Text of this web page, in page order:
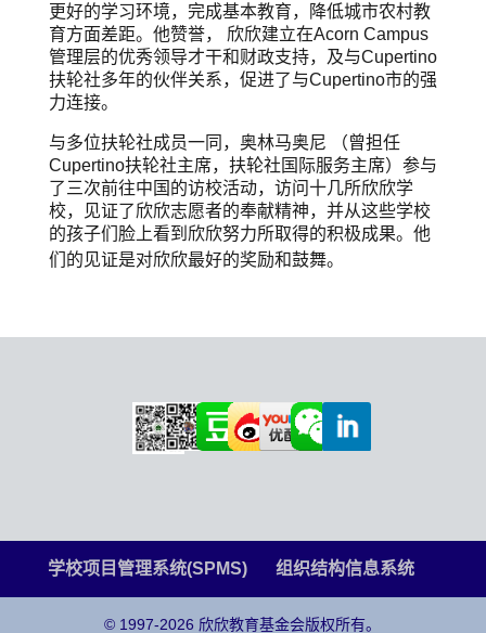
更好的学习环境，完成基本教育，降低城市农村教
育方面差距。他赞誉， 欣欣建立在Acorn Campus
管理层的优秀领导才干和财政支持，及与Cupertino
扶轮社多年的伙伴关系，促进了与Cupertino市的强
力连接。
与多位扶轮社成员一同，奥林马奥尼 （曾担任
Cupertino扶轮社主席，扶轮社国际服务主席）参与
了三次前往中国的访校活动，访问十几所欣欣学
校，见证了欣欣志愿者的奉献精神，并从这些学校
的孩子们脸上看到欣欣努力所取得的积极成果。他
们的见证是对欣欣最好的奖励和鼓舞。
学校项目管理系统(SPMS) 组织结构信息系统
© 1997-2026 欣欣教育基金会版权所有。